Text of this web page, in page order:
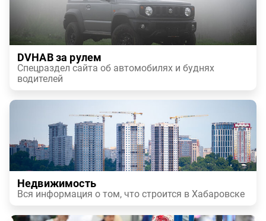
DVHAB за рулем
Спецраздел сайта об автомобилях и буднях
водителей
Недвижимость
Вся информация о том, что строится в Хабаровске